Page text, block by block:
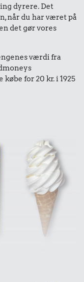
dyrere. Det
når du har været på
det gør vores
værdi fra
for 20 kr. i 1925